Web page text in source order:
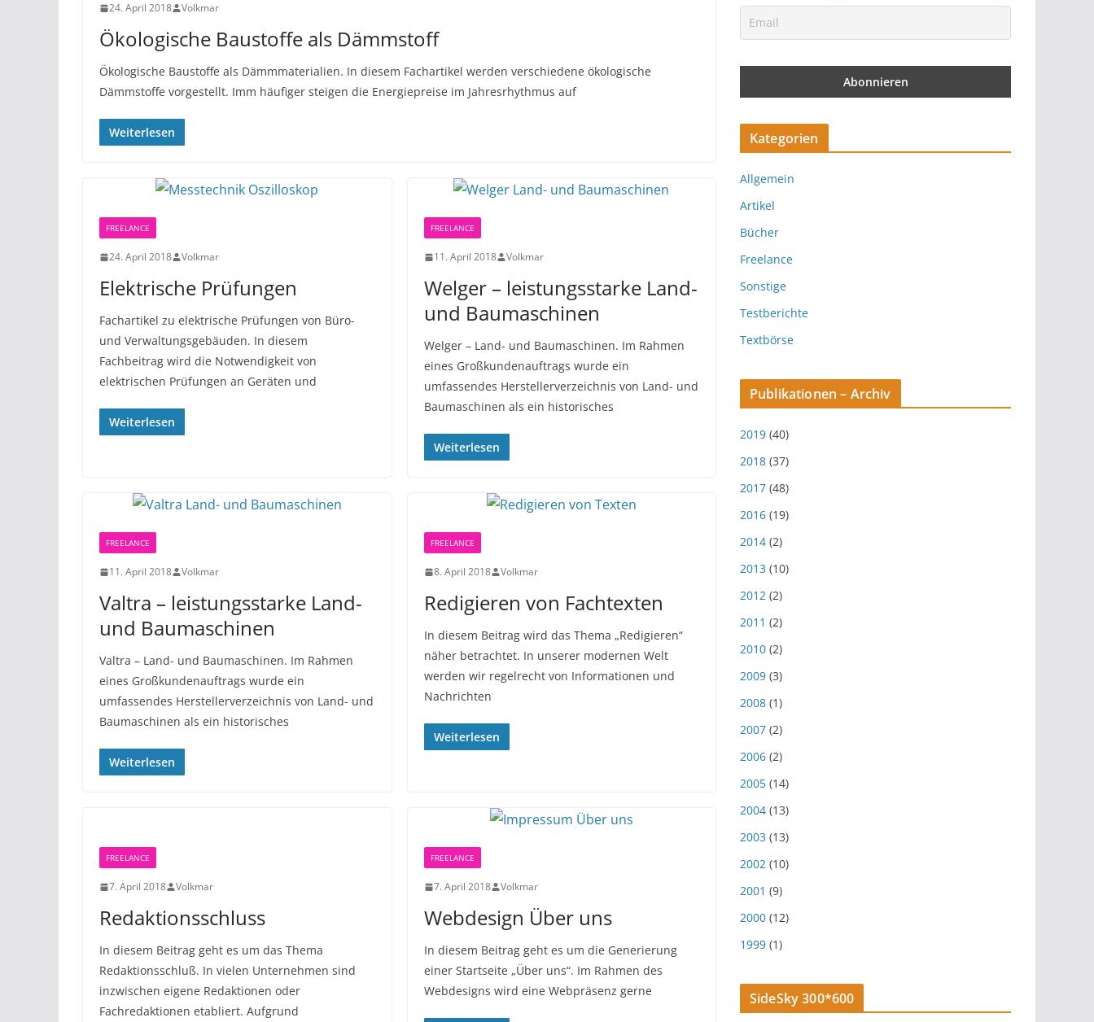
24. April 2018 Volkmar
Ökologische Baustoffe als Dämmstoff
Ökologische Baustoffe als Dämmmaterialien. In diesem Fachartikel werden verschiedene ökologische
Dämmstoffe vorgestellt. Imm häufiger steigen die Energiepreise im Jahresrhythmus auf
Weiterlesen
FREELANCE
24. April 2018 Volkmar
Elektrische Prüfungen
Fachartikel zu elektrische Prüfungen von Büro-
und Verwaltungsgebäuden. In diesem
Fachbeitrag wird die Notwendigkeit von
elektrischen Prüfungen an Geräten und
Weiterlesen
FREELANCE
11. April 2018 Volkmar
Welger – leistungsstarke Land-
und Baumaschinen
Welger – Land- und Baumaschinen. Im Rahmen
eines Großkundenauftrags wurde ein
umfassendes Herstellerverzeichnis von Land- und
Baumaschinen als ein historisches
Weiterlesen
FREELANCE
11. April 2018 Volkmar
Valtra – leistungsstarke Land-
und Baumaschinen
Valtra – Land- und Baumaschinen. Im Rahmen
eines Großkundenauftrags wurde ein
umfassendes Herstellerverzeichnis von Land- und
Baumaschinen als ein historisches
Weiterlesen
FREELANCE
8. April 2018 Volkmar
Redigieren von Fachtexten
In diesem Beitrag wird das Thema „Redigieren“
näher betrachtet. In unserer modernen Welt
werden wir regelrecht von Informationen und
Nachrichten
Weiterlesen
FREELANCE
7. April 2018 Volkmar
Redaktionsschluss
In diesem Beitrag geht es um das Thema
Redaktionsschluß. In vielen Unternehmen sind
inzwischen eigene Redaktionen oder
Fachredaktionen etabliert. Aufgrund
FREELANCE
7. April 2018 Volkmar
Webdesign Über uns
In diesem Beitrag geht es um die Generierung
einer Startseite „Über uns“. Im Rahmen des
Webdesigns wird eine Webpräsenz gerne
Kategorien
Allgemein
Artikel
Bücher
Freelance
Sonstige
Testberichte
Textbörse
Publikationen – Archiv
2019 (40)
2018 (37)
2017 (48)
2016 (19)
2014 (2)
2013 (10)
2012 (2)
2011 (2)
2010 (2)
2009 (3)
2008 (1)
2007 (2)
2006 (2)
2005 (14)
2004 (13)
2003 (13)
2002 (10)
2001 (9)
2000 (12)
1999 (1)
SideSky 300*600